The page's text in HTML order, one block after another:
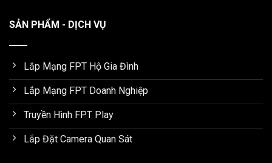
SẢN PHẨM - DỊCH VỤ
Lắp Mạng FPT Hộ Gia Đình
Lắp Mạng FPT Doanh Nghiệp
Truyền Hình FPT Play
Lắp Đặt Camera Quan Sát